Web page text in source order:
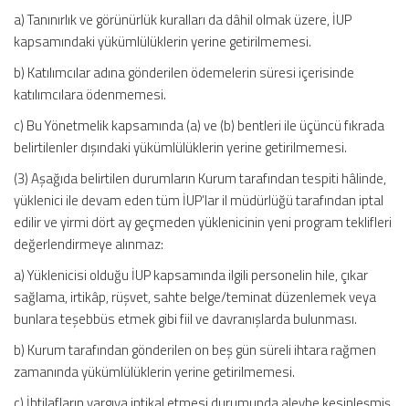
a) Tanınırlık ve görünürlük kuralları da dâhil olmak üzere, İUP
kapsamındaki yükümlülüklerin yerine getirilmemesi.
b) Katılımcılar adına gönderilen ödemelerin süresi içerisinde
katılımcılara ödenmemesi.
c) Bu Yönetmelik kapsamında (a) ve (b) bentleri ile üçüncü fıkrada
belirtilenler dışındaki yükümlülüklerin yerine getirilmemesi.
(3) Aşağıda belirtilen durumların Kurum tarafından tespiti hâlinde,
yüklenici ile devam eden tüm İUP’lar il müdürlüğü tarafından iptal
edilir ve yirmi dört ay geçmeden yüklenicinin yeni program teklifleri
değerlendirmeye alınmaz:
a) Yüklenicisi olduğu İUP kapsamında ilgili personelin hile, çıkar
sağlama, irtikâp, rüşvet, sahte belge/teminat düzenlemek veya
bunlara teşebbüs etmek gibi fiil ve davranışlarda bulunması.
b) Kurum tarafından gönderilen on beş gün süreli ihtara rağmen
zamanında yükümlülüklerin yerine getirilmemesi.